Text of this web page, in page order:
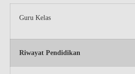
Guru Kelas
Riwayat Pendidikan